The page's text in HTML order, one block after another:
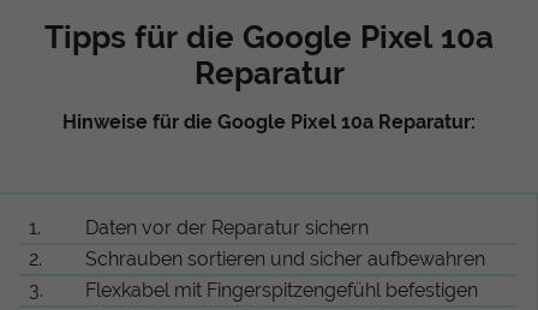
Tipps für die Google Pixel 10a
Reparatur
Hinweise für die Google Pixel 10a Reparatur:
1.
Daten vor der Reparatur sichern
2.
Schrauben sortieren und sicher aufbewahren
3.
Flexkabel mit Fingerspitzengefühl befestigen